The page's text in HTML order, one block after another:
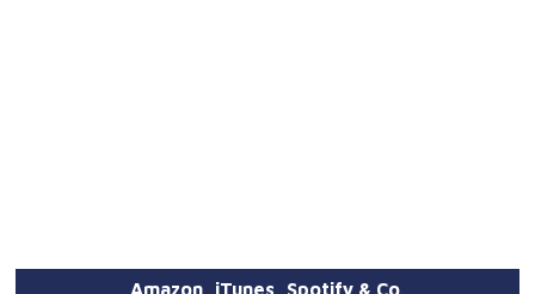
Amazon, iTunes, Spotify & Co.